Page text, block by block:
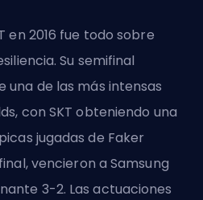
en 2016 fue todo sobre
Su semifinal
una de las más intensas
con SKT obteniendo una
jugadas de Faker
vencieron a Samsung
3-2. Las actuaciones